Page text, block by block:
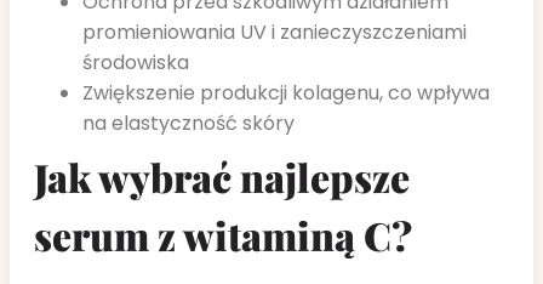
promieniowania UV i zanieczyszczeniami
środowiska
Zwiększenie produkcji kolagenu, co wpływa
na elastyczność skóry
Jak wybrać najlepsze
serum z witaminą C?